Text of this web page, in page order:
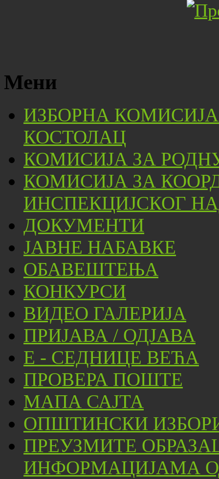
Мени
ИЗБОРНА
КОСТОЛАЦ
КОМИСИЈА ЗА
КОМИСИЈА ЗА
ИНСПЕКЦИЈСКОГ
ДОКУМЕНТИ
ЈАВНЕ НАБАВКЕ
ОБАВЕШТЕЊА
КОНКУРСИ
ВИДЕО ГАЛЕРИЈА
ПРИЈАВА / ОДЈАВА
Е - СЕДНИЦЕ ВЕЋА
ПРОВЕРА ПОШТЕ
МАПА САЈТА
ОПШТИНСКИ
ПРЕУЗМИТЕ
ИНФОРМАЦИЈАМА